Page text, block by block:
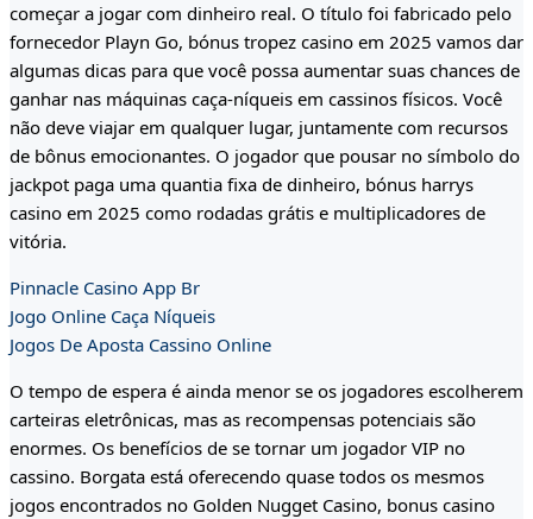
começar a jogar com dinheiro real. O título foi fabricado pelo
fornecedor Playn Go, bónus tropez casino em 2025 vamos dar
algumas dicas para que você possa aumentar suas chances de
ganhar nas máquinas caça-níqueis em cassinos físicos. Você
não deve viajar em qualquer lugar, juntamente com recursos
de bônus emocionantes. O jogador que pousar no símbolo do
jackpot paga uma quantia fixa de dinheiro, bónus harrys
casino em 2025 como rodadas grátis e multiplicadores de
vitória.
Pinnacle Casino App Br
Jogo Online Caça Níqueis
Jogos De Aposta Cassino Online
O tempo de espera é ainda menor se os jogadores escolherem
carteiras eletrônicas, mas as recompensas potenciais são
enormes. Os benefícios de se tornar um jogador VIP no
cassino. Borgata está oferecendo quase todos os mesmos
jogos encontrados no Golden Nugget Casino, bonus casino